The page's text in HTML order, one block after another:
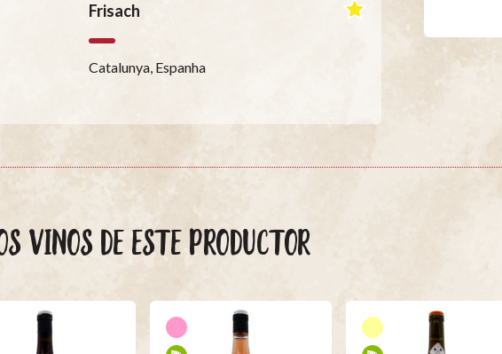
Frisach
Catalunya, Espanha
VINOS DE ESTE PRODUCTOR